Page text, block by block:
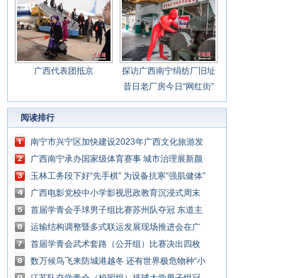
广西代表团抵京
探访广西南宁绢纺厂旧址
昔日老厂房今日“网红街”
阅读排行
南宁市兴宁区加快建设2023年广西文化旅游发
展大会重点推进项目
广西南宁承办国家级体育赛事 城市治理展新颜
玉林工务段下好“先手棋” 为设备抗寒“强肌健体”
广西电影党校中小学影视思政教育沉浸式周末
课堂开课
首届学青会手球男子组比赛苏州队夺冠 东道主
南宁队获银牌
运输结构调整暨多式联运发展现场推进会在广
西钦州召开
首届学青会武术套路（公开组）比赛决出四枚
金牌
数万候鸟飞来防城港越冬 还有世界极危物种“小